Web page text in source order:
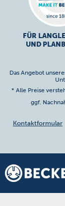
FÜR
UND
Das Angebot
* Alle Preise
ggf.
Kontaktformular